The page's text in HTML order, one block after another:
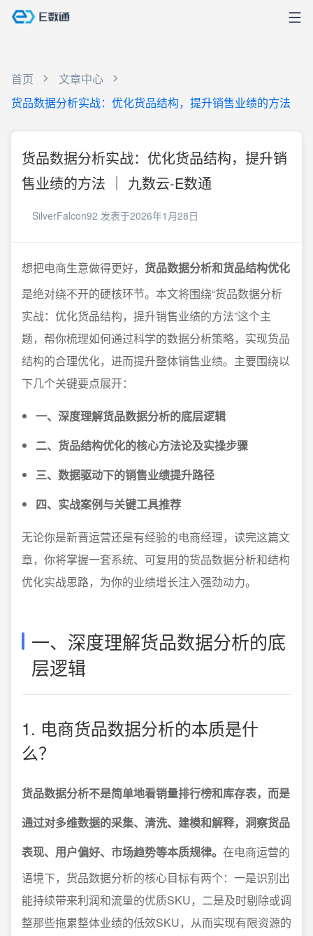
首页
文章中心
货品数据分析实战：优化货品结构，提升销售业绩的方法
货品数据分析实战：优化货品结构，提升销
售业绩的方法 ｜ 九数云-E数通
SilverFalcon92 发表于2026年1月28日
想把电商生意做得更好， 货品数据分析和货品结构优化
是绝对绕不开的硬核环节。本文将围绕“货品数据分析
实战：优化货品结构，提升销售业绩的方法”这个主
题，帮你梳理如何通过科学的数据分析策略，实现货品
结构的合理优化，进而提升整体销售业绩。主要围绕以
下几个关键要点展开：
一、深度理解货品数据分析的底层逻辑
二、货品结构优化的核心方法论及实操步骤
三、数据驱动下的销售业绩提升路径
四、实战案例与关键工具推荐
无论你是新晋运营还是有经验的电商经理，读完这篇文
章，你将掌握一套系统、可复用的货品数据分析和结构
优化实战思路，为你的业绩增长注入强劲动力。
一、深度理解货品数据分析的底
层逻辑
1. 电商货品数据分析的本质是什
么？
货品数据分析不是简单地看销量排行榜和库存表，而是
通过对多维数据的采集、清洗、建模和解释，洞察货品
表现、用户偏好、市场趋势等本质规律。 在电商运营的
语境下，货品数据分析的核心目标有两个：一是识别出
能持续带来利润和流量的优质SKU，二是及时剔除或调
整那些拖累整体业绩的低效SKU，从而实现有限资源的